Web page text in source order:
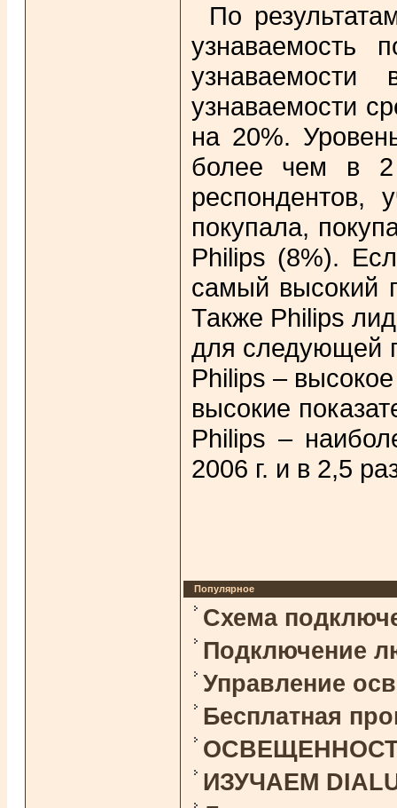
По
узнаваемость
узнаваемости
на 20%.
более чем в 2
респондентов,
покупала,
Philips (8%).
самый высокий
Также Philips
для следующей
Philips –
высокие
Philips –
2006 г. и в 2,5
Популярное
Схема
Подключение
Управление
Бесплатная
ОСВЕЩЕННОСТЬ
ИЗУЧАЕМ